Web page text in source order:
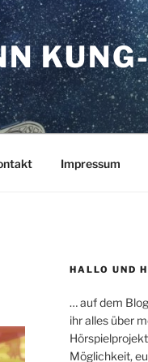
Impressum
HALLO UND
… auf dem
ihr alles über
Möglichkeit,